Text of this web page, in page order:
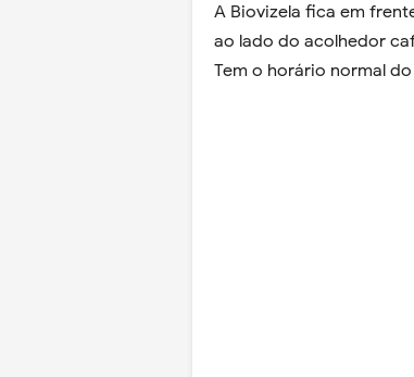
A Biovizela fica em
ao lado do acolhedor
Tem o horário normal